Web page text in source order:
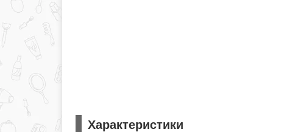
Характеристики